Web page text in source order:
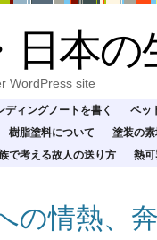
日本
WordPress site
ディングノートを書く
ペッ
樹脂塗料について
塗装の
で考える故人の送り方
熱
の情熱、